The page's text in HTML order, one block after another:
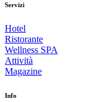
Servizi
Hotel
Ristorante
Wellness SPA
Attività
Magazine
Info